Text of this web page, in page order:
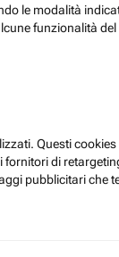
le modalità
funzionalità del
Questi
fornitori di
pubblicitari che